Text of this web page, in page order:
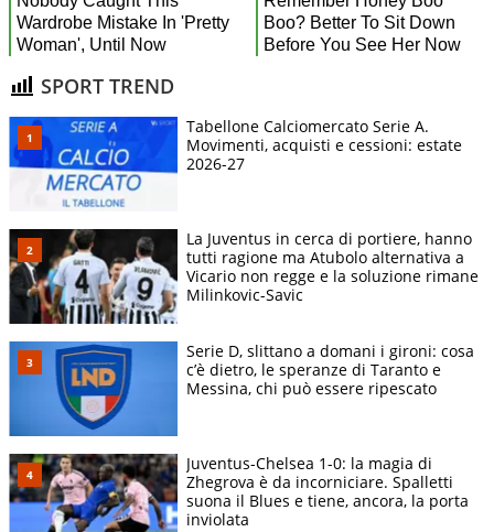
SPORT TREND
Tabellone Calciomercato Serie A.
Movimenti, acquisti e cessioni: estate
2026-27
La Juventus in cerca di portiere, hanno
tutti ragione ma Atubolo alternativa a
Vicario non regge e la soluzione rimane
Milinkovic-Savic
Serie D, slittano a domani i gironi: cosa
c’è dietro, le speranze di Taranto e
Messina, chi può essere ripescato
Juventus-Chelsea 1-0: la magia di
Zhegrova è da incorniciare. Spalletti
suona il Blues e tiene, ancora, la porta
inviolata